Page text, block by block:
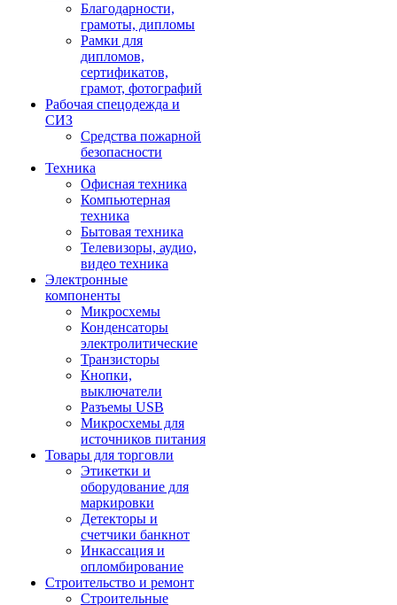
Благодарности,
грамоты, дипломы
Рамки для
дипломов,
сертификатов,
грамот, фотографий
Рабочая спецодежда и
СИЗ
Средства пожарной
безопасности
Техника
Офисная техника
Компьютерная
техника
Бытовая техника
Телевизоры, аудио,
видео техника
Электронные
компоненты
Микросхемы
Конденсаторы
электролитические
Транзисторы
Кнопки,
выключатели
Разъемы USB
Микросхемы для
источников питания
Товары для торговли
Этикетки и
оборудование для
маркировки
Детекторы и
счетчики банкнот
Инкассация и
опломбирование
Строительство и ремонт
Строительные